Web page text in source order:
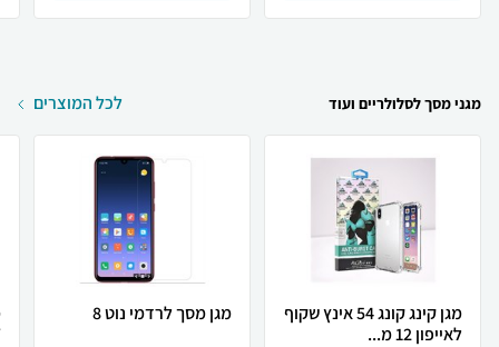
מגני מסך לסלולריים ועוד לכל המוצרים
מגן קינג קונג 54 אינץ שקוף
לאייפון 12 מ...
מגן מסך לרדמי נוט 8